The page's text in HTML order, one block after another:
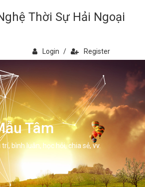
Thời Sự Hải Ngoại
Login / Register
Tâm
bình luân, học hỏi, chia sẻ, vv.